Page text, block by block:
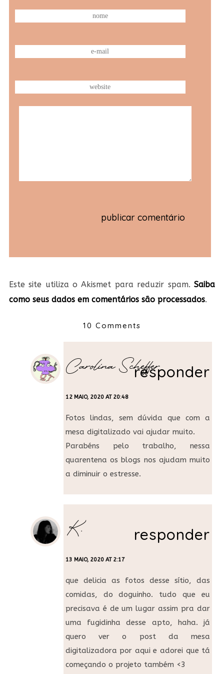
Este site utiliza o Akismet para reduzir spam.Saiba
como seus dados em comentários são processados.
10 Comments
Carolina Scheffer
12 MAIO, 2020 AT 20:48
responder
Fotos lindas, sem dúvida que com a
mesa digitalizado vai ajudar muito.
Parabéns pelo trabalho, nessa
quarentena os blogs nos ajudam muito
a diminuir o estresse.
K.
13 MAIO, 2020 AT 2:17
responder
que delicia as fotos desse sítio, das
comidas, do doguinho. tudo que eu
precisava é de um lugar assim pra dar
uma fugidinha desse apto, haha. já
quero ver o post da mesa
digitalizadora por aqui e adorei que tá
começando o projeto também <3